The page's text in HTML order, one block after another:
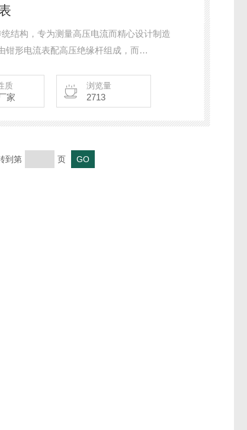
结构，专为测量高压电流而精心设计制造
钳形电流表配高压绝缘杆组成，而
形电流，漏电流表使用，能准确测出1mA的
区创新的一体化设计，确保了常年无间断测
质
家
浏览量
2713
到第 页